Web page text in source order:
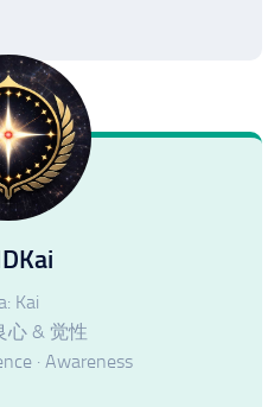
Kai
心 & 觉性
· Awareness